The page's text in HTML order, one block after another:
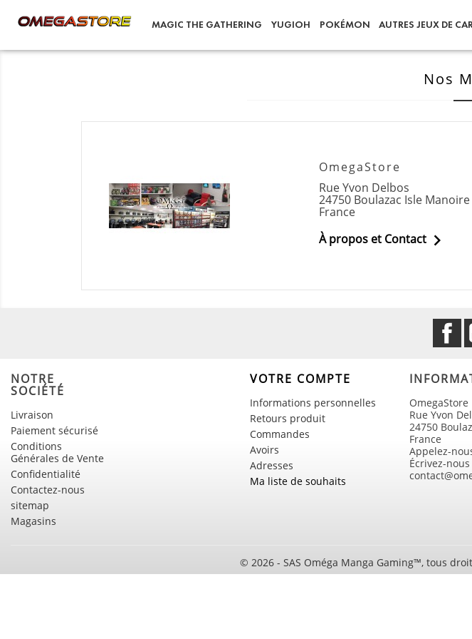
MAGIC THE GATHERING YUGIOH POKÉMON AUTRES JEUX DE
Nos
OmegaStore
Rue Yvon Delbos
24750 Boulazac Isle Manoire
France
À propos et Contact 
NOTRE
SOCIÉTÉ
Livraison
Paiement sécurisé
Conditions
Générales de Vente
Confidentialité
Contactez-nous
sitemap
Magasins
VOTRE COMPTE
Informations personnelles
Retours produit
Commandes
Avoirs
Adresses
Ma liste de souhaits
OmegaStore
Rue Yvon
24750
France
Appelez-
Écrivez-nous
© 2026 - SAS Oméga Manga Gaming™, tous